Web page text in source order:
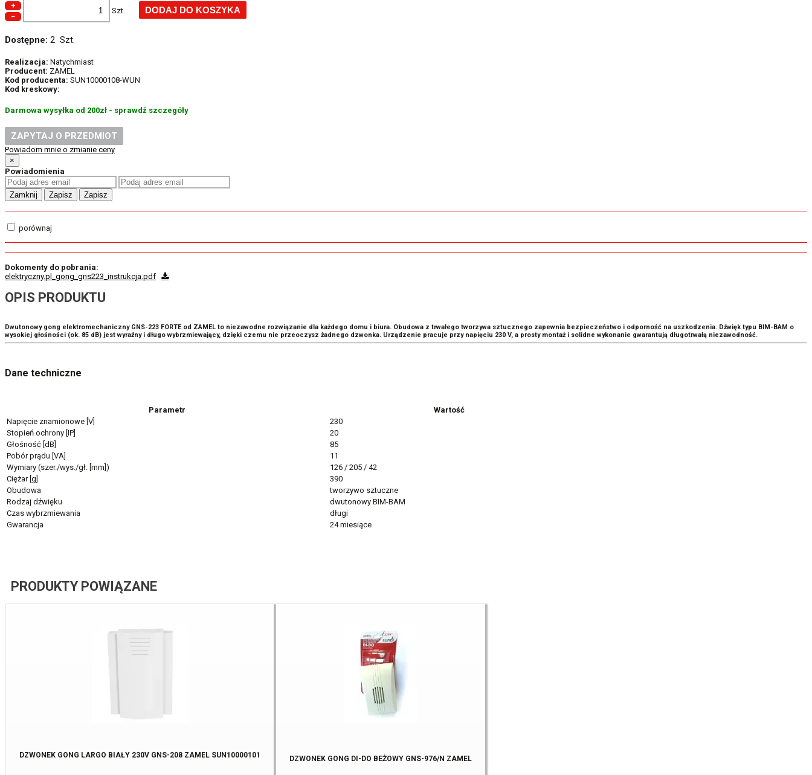
+
−
Szt.
Dostępne: 2 Szt.
Realizacja: Natychmiast
Producent: ZAMEL
Kod producenta: SUN10000108-WUN
Kod kreskowy:
Darmowa wysyłka od 200zł - sprawdź szczegóły
ZAPYTAJ O PRZEDMIOT
Powiadom mnie o zmianie ceny
×
Powiadomienia
Zamknij Zapisz Zapisz
porównaj
Dokomenty do pobrania:
elektryczny.pl_gong_gns223_instrukcja.pdf
OPIS PRODUKTU
Dwutonowy gong elektromechaniczny GNS-223 FORTE od ZAMEL to niezawodne rozwiązanie dla każdego domu i biura. Obudowa z trwałego tworzywa sztucznego zapewnia bezpieczeństwo i odporność na uszkodzenia. Dźwięk typu BIM-BAM o
wysokiej głośności (ok. 85 dB) jest wyraźny i długo wybrzmiewający, dzięki czemu nie przeoczysz żadnego dzwonka. Urządzenie pracuje przy napięciu 230 V, a prosty montaż i solidne wykonanie gwarantują długotrwałą niezawodność.
Dane techniczne
Parametr
Wartość
Napięcie znamionowe [V]
230
Stopień ochrony [IP]
20
Głośność [dB]
85
Pobór prądu [VA]
11
Wymiary (szer./wys./gł. [mm])
126 / 205 / 42
Ciężar [g]
390
Obudowa
tworzywo sztuczne
Rodzaj dźwięku
dwutonowy BIM-BAM
Czas wybrzmiewania
długi
Gwarancja
24 miesiące
PRODUKTY POWIĄZANE
DZWONEK GONG LARGO BIAŁY 230V GNS-208 ZAMEL SUN10000101 DZWONEK GONG DI-DO BEŻOWY GNS-976/N ZAMEL